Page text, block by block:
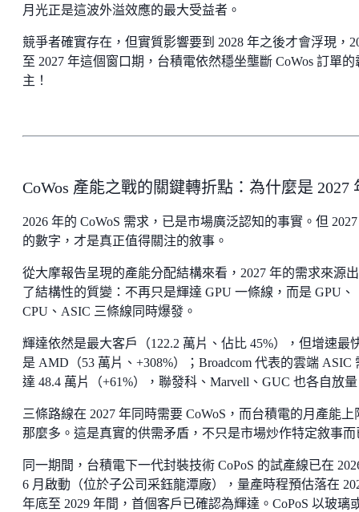
月光正是這波外溢效應的最大受益者。
競爭者確實存在，但實質影響要到 2028 年之後才會浮現，
至 2027 年這個窗口期，台積電依然穩坐壟斷 CoWos 訂單的
主！
CoWos 產能之戰的關鍵轉折點：為什麼是 2027
2026 年的 CoWoS 需求，已是市場廣泛認知的事實。但
的數字，才是真正值得關注的敘事。
從大摩報告呈現的產能分配結構來看，2027 年的需求來源
了結構性的質變：不再只是輝達 GPU 一條線，而是 GPU、
CPU、ASIC 三條線同時爆發。
輝達依然是最大客戶（122.2 萬片、佔比 45%），但增速最
是 AMD（53 萬片、+308%）；Broadcom 代表的雲端 ASIC
達 48.4 萬片（+61%），聯發科、Marvell、GUC 也各自放
三條路線在 2027 年同時需要 CoWoS，而台積電的月產能上
那麼多。這是真實的供需矛盾，不只是市場炒作特定敘事而
同一期間，台積電下一代封裝技術 CoPoS 的試產線已在
6 月啟動（位於子公司采鈺龍潭廠），量產時程預估落在
年底至 2029 年間，首個客戶已確認為輝達。CoPoS 以玻璃